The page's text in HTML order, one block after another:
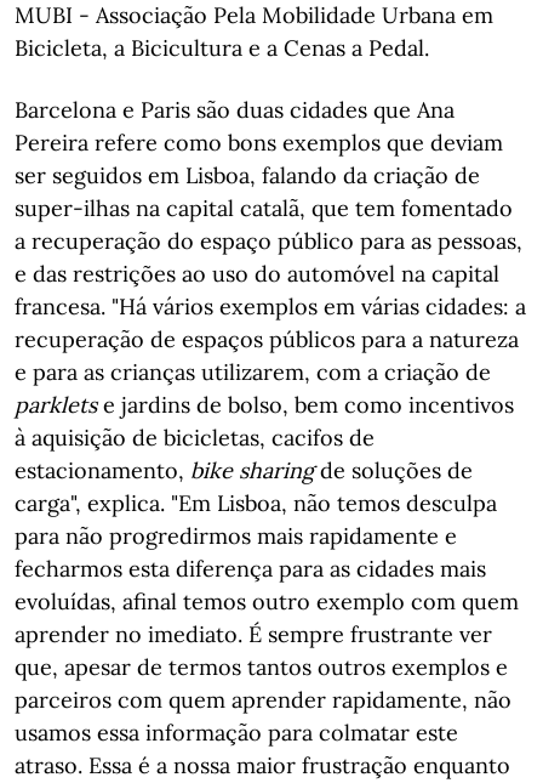
MUBI - Associação Pela Mobilidade Urbana em
Bicicleta, a Bicicultura e a Cenas a Pedal.
Barcelona e Paris são duas cidades que Ana
Pereira refere como bons exemplos que deviam
ser seguidos em Lisboa, falando da criação de
super-ilhas na capital catalã, que tem fomentado
a recuperação do espaço público para as pessoas,
e das restrições ao uso do automóvel na capital
francesa. "Há vários exemplos em várias cidades: a
recuperação de espaços públicos para a natureza
e para as crianças utilizarem, com a criação de
parkletse jardins de bolso, bem como incentivos
à aquisição de bicicletas, cacifos de
estacionamento, bike sharingde soluções de
carga", explica. "Em Lisboa, não temos desculpa
para não progredirmos mais rapidamente e
fecharmos esta diferença para as cidades mais
evoluídas, afinal temos outro exemplo com quem
aprender no imediato. É sempre frustrante ver
que, apesar de termos tantos outros exemplos e
parceiros com quem aprender rapidamente, não
usamos essa informação para colmatar este
atraso. Essa é a nossa maior frustração enquanto